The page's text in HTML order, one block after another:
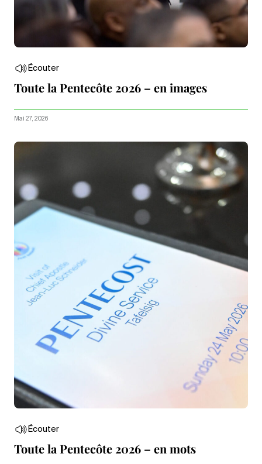
Écouter
Toute la Pentecôte 2026 – en images
Mai 27, 2026
Écouter
Toute la Pentecôte 2026 – en mots